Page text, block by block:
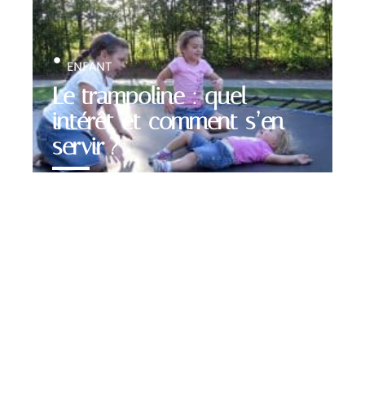
Le trampoline : quel
intérêt et comment s’en
servir ?
ENFANT